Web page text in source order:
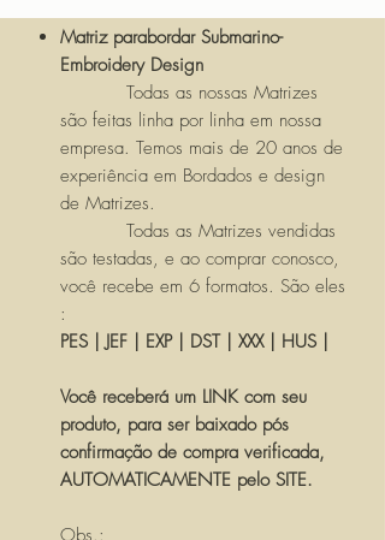
Matriz parabordar Submarino-
Embroidery Design
Todas as nossas Matrizes
são feitas linha por linha em nossa
empresa. Temos mais de 20 anos de
experiência em Bordados e design
de Matrizes.
Todas as Matrizes vendidas
são testadas, e ao comprar conosco,
você recebe em 6 formatos. São eles
:
PES | JEF | EXP | DST | XXX | HUS |
Você receberá um LINK com seu
produto, para ser baixado pós
confirmação de compra verificada,
AUTOMATICAMENTE pelo SITE.